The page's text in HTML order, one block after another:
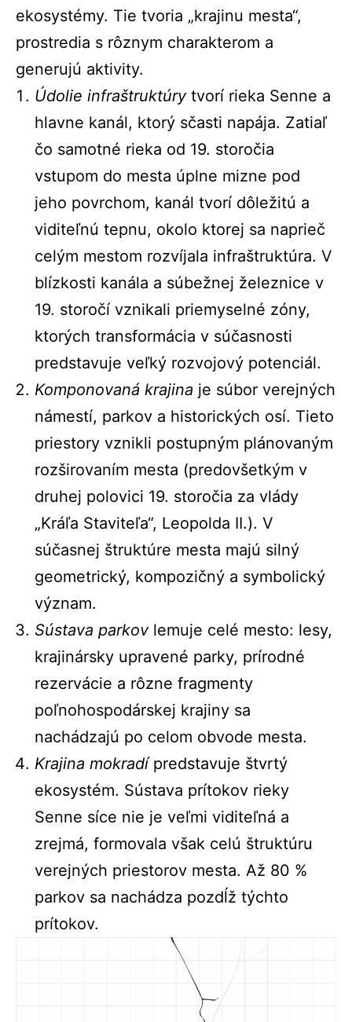
ekosystémy. Tie tvoria „krajinu mesta“,
prostredia s rôznym charakterom a
generujú aktivity.
Údolie infraštruktúry tvorí rieka Senne a
hlavne kanál, ktorý sčasti napája. Zatiaľ
čo samotné rieka od 19. storočia
vstupom do mesta úplne mizne pod
jeho povrchom, kanál tvorí dôležitú a
viditeľnú tepnu, okolo ktorej sa naprieč
celým mestom rozvíjala infraštruktúra. V
blízkosti kanála a súbežnej železnice v
19. storočí vznikali priemyselné zóny,
ktorých transformácia v súčasnosti
predstavuje veľký rozvojový potenciál.
Komponovaná krajina je súbor verejných
námestí, parkov a historických osí. Tieto
priestory vznikli postupným plánovaným
rozširovaním mesta (predovšetkým v
druhej polovici 19. storočia za vlády
„Kráľa Staviteľa“, Leopolda II.). V
súčasnej štruktúre mesta majú silný
geometrický, kompozičný a symbolický
význam.
Sústava parkovlemuje celé mesto: lesy,
krajinársky upravené parky, prírodné
rezervácie a rôzne fragmenty
poľnohospodárskej krajiny sa
nachádzajú po celom obvode mesta.
Krajina mokradípredstavuje štvrtý
ekosystém. Sústava prítokov rieky
Senne síce nie je veľmi viditeľná a
zrejmá, formovala však celú štruktúru
verejných priestorov mesta. Až 80 %
parkov sa nachádza pozdĺž týchto
prítokov.